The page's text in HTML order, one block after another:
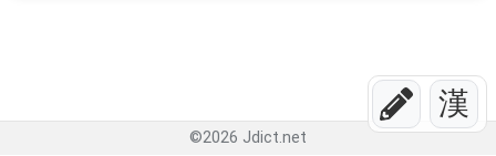
漢
©2026 Jdict.net